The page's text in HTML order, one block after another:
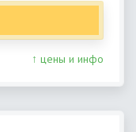
↑ цены и инфо